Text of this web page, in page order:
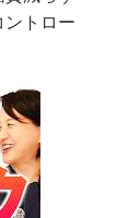
ントロー